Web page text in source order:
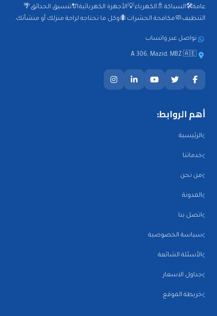
عامة🛠️السباكة🚿الكهرباء💡الأجهزة الكهربائية🔌تنسيق الحدائق🌴
التنظيف🧼مكافحة الحشرات🐜وكل ما تحتاجه لراحة منزلك أو منشأتك.
تواصل عبر واتساب
A 306, Mazid, MBZ 🇦🇪
أهم الروابط:
الرئيسية
خدماتنا
من نحن
المدونة
اتصل بنا
سياسة الخصوصية
الأسئلة الشائعة
جداول الاسعار
خريطة الموقع